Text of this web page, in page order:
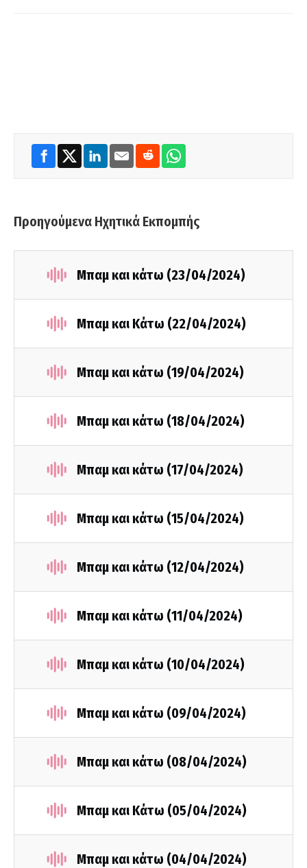
Προηγούμενα Ηχητικά Εκπομπής
Μπαμ και κάτω (23/04/2024)
Μπαμ και Κάτω (22/04/2024)
Μπαμ και κάτω (19/04/2024)
Μπαμ και κάτω (18/04/2024)
Μπαμ και κάτω (17/04/2024)
Μπαμ και κάτω (15/04/2024)
Μπαμ και κάτω (12/04/2024)
Μπαμ και κάτω (11/04/2024)
Μπαμ και κάτω (10/04/2024)
Μπαμ και κάτω (09/04/2024)
Μπαμ και κάτω (08/04/2024)
Μπαμ και Κάτω (05/04/2024)
Μπαμ και κάτω (04/04/2024)